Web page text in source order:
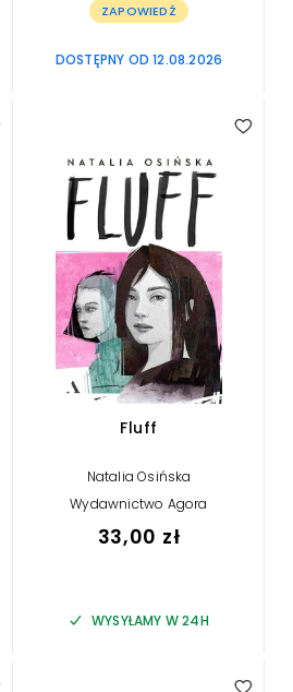
ZAPOWIEDŹ
DOSTĘPNY OD 12.08.2026
Fluff
Natalia Osińska
Wydawnictwo Agora
33,00 zł
WYSYŁAMY W 24H